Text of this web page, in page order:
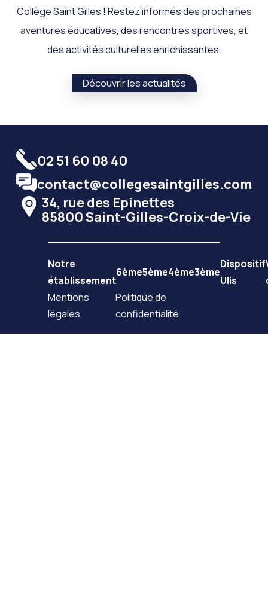
Collège Saint Gilles ! Restez informés des prochaines
aventures éducatives, des rencontres sportives, et
des activités culturelles enrichissantes.
Découvrir les actualités
02 51 60 08 40
contact@collegesaintgilles.com
34, rue des Epinettes
85800 Saint-Gilles-Croix-de-Vie
Notre
établissement
6ème5ème4ème3ème
Dispositif
Ulis
Mentions
légales
Politique de
confidentialité